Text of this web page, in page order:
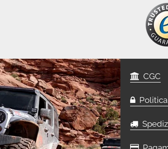
CGC
Politica